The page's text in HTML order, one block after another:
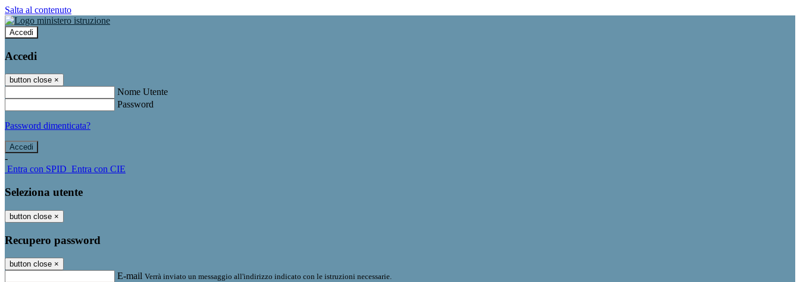
Salta al contenuto
Accedi
Accedi
button close ×
Nome Utente
Password
Password dimenticata?
-
Entra con SPID Entra con CIE
Seleziona utente
button close ×
Recupero password
button close ×
E-mail Verrà inviato un messaggio all'indirizzo indicato con le istruzioni necessarie.